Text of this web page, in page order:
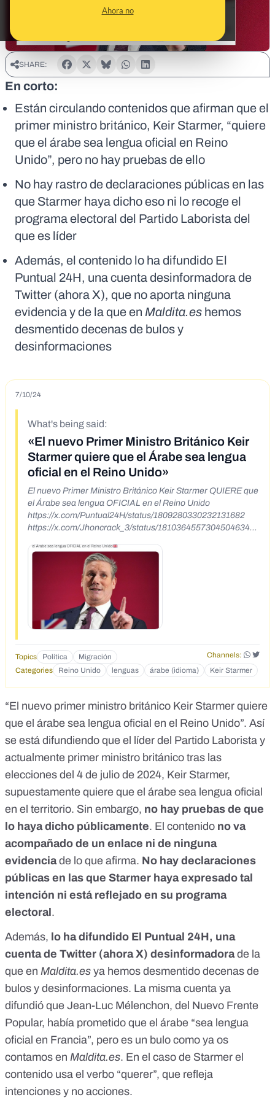
Ahora no
SHARE:
En corto:
Están circulando contenidos que afirman que el
primer ministro británico, Keir Starmer, “quiere
que el árabe sea lengua oficial en Reino
Unido”, pero no hay pruebas de ello
No hay rastro de declaraciones públicas en las
que Starmer haya dicho eso ni lo recoge el
programa electoral del Partido Laborista del
que es líder
Además, el contenido lo ha difundido El
Puntual 24H, una cuenta desinformadora de
Twitter (ahora X), que no aporta ninguna
evidencia y de la que en Maldita.es hemos
desmentido decenas de bulos y
desinformaciones
7/10/24
What's being said:
«El nuevo Primer Ministro Británico Keir
Starmer quiere que el Árabe sea lengua
oficial en el Reino Unido»
El nuevo Primer Ministro Británico Keir Starmer QUIERE que
el Árabe sea lengua OFICIAL en el Reino Unido
https://x.com/Puntual24H/status/1809280330232131682
https://x.com/Jhoncrack_3/status/1810364557304504634
quiere que el arabe sea lengua oficial?
Topics Política Migración
Channels:
Categories
Reino Unido lenguas árabe (idioma) Keir Starmer
“El nuevo primer ministro británico Keir Starmer quiere
que el árabe sea lengua oficial en el Reino Unido”. Así
se está difundiendo que el líder del Partido Laborista y
actualmente primer ministro británico tras las
elecciones del 4 de julio de 2024, Keir Starmer,
supuestamente quiere que el árabe sea lengua oficial
en el territorio. Sin embargo, no hay pruebas de que
lo haya dicho públicamente. El contenido no va
acompañado de un enlace ni de ninguna
evidenciade lo que afirma. No hay declaraciones
públicas en las que Starmer haya expresado tal
intención ni está reflejado en su programa
electoral .
Además, lo ha difundido El Puntual 24H, una
cuenta de Twitter (ahora X) desinformadorade la
que en Maldita.es ya hemos desmentido decenas de
bulos y desinformaciones. La misma cuenta ya
difundió que Jean-Luc Mélenchon, del Nuevo Frente
Popular, había prometido que el árabe “sea lengua
oficial en Francia”, pero es un bulo como ya os
contamos en Maldita.es. En el caso de Starmer el
contenido usa el verbo “querer”, que refleja
intenciones y no acciones.